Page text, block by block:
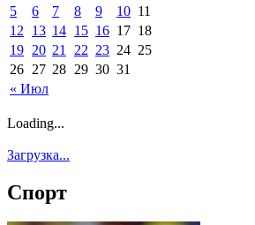
« Июл
5
6 7 8 9 10 11
12
13 14 15 16 17 18
19 20 21 22 23 24 25
26 27 28 29 30 31
Loading...
Загрузка...
Спорт